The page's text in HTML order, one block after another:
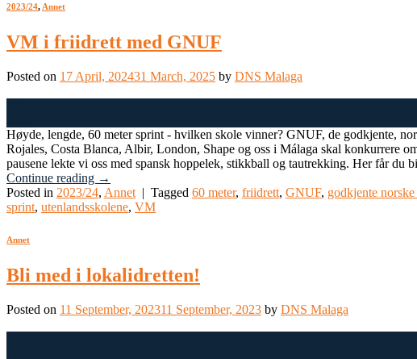
2023/24, Annet
VM i friidrett med GNUF
Posted on 17 April, 202431 March, 2025 by DNS Malaga
Høyde, lengde, 60 meter sprint - hvilken skole vinner? GNUF, de godkjente,
Rojales, Costa Blanca, Albir, London, Shape og oss i Málaga skal konkurrere
pausene lekte vi oss med spansk hoppelek, stikkball og tautrekking. Her får du
Continue reading →
Posted in 2023/24, Annet | Tagged 60 meter, friidrett, GNUF, godkjente
sprint, utenlandsskolene, VM
Annet
Bli med i lokalidretten!
Posted on 11 September, 202311 September, 2023 by DNS Malaga